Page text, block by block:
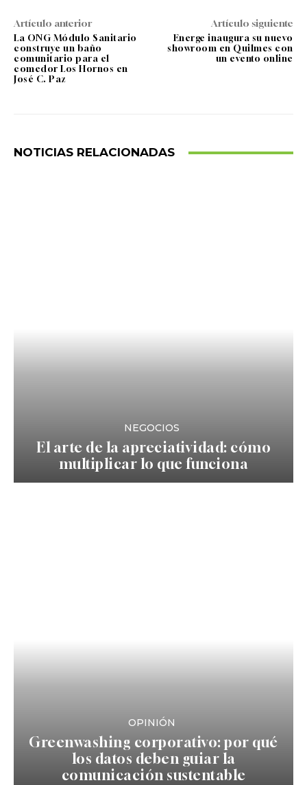
Artículo anterior
La ONG Módulo Sanitario
construye un baño
comunitario para el
comedor Los Hornos en
José C. Paz
Artículo siguiente
Energe inaugura su nuevo
showroom en Quilmes con
un evento online
NOTICIAS RELACIONADAS
NEGOCIOS
El arte de la apreciatividad: cómo
multiplicar lo que funciona
OPINIÓN
Greenwashing corporativo: por qué
los datos deben guiar la
comunicación sustentable